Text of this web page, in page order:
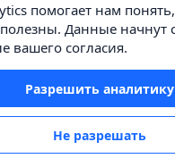
помогает нам
Данные начнут
вашего согласия.
Разрешить аналитику
Не разрешать